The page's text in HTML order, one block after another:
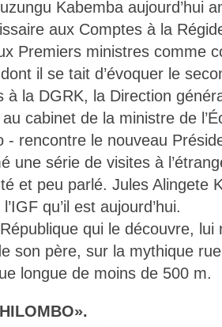
Kabemba aujourd’hui
aux Comptes à la
Premiers ministres comme
il se tait d’évoquer le
à la DGRK, la Direction
cabinet de la ministre de
- rencontre le nouveau
une série de visites à
et peu parlé. Jules Alingete
qu’il est aujourd’hui.
qui le découvre, lui
son père, sur la mythique
longue de moins de 500 m.